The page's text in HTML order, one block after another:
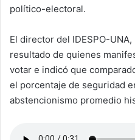
político-electoral.
El director del IDESPO-
resultado de quienes
votar e indicó que
el porcentaje de seguridad
abstencionismo promedio